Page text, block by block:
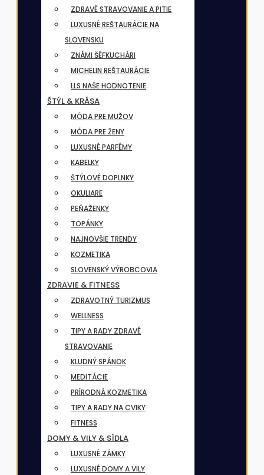
ZDRAVÉ STRAVOVANIE A PITIE
LUXUSNÉ REŠTAURÁCIE NA
SLOVENSKU
ZNÁMI ŠÉFKUCHÁRI
MICHELIN REŠTAURÁCIE
LLS NAŠE HODNOTENIE
ŠTÝL & KRÁSA
MÓDA PRE MUŽOV
MÓDA PRE ŽENY
LUXUSNÉ PARFÉMY
KABELKY
ŠTÝLOVÉ DOPLNKY
OKULIARE
PEŇAŽENKY
TOPÁNKY
NAJNOVŠIE TRENDY
KOZMETIKA
SLOVENSKÝ VÝROBCOVIA
ZDRAVIE & FITNESS
ZDRAVOTNÝ TURIZMUS
WELLNESS
TIPY A RADY ZDRAVÉ
STRAVOVANIE
KLUDNÝ SPÁNOK
MEDITÁCIE
PRÍRODNÁ KOZMETIKA
TIPY A RADY NA CVIKY
FITNESS
DOMY & VILY & SÍDLA
LUXUSNÉ ZÁMKY
LUXUSNÉ DOMY A VILY